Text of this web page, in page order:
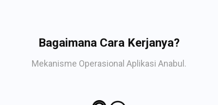
Bagaimana Cara Kerjanya?
Mekanisme Operasional Aplikasi Anabul.